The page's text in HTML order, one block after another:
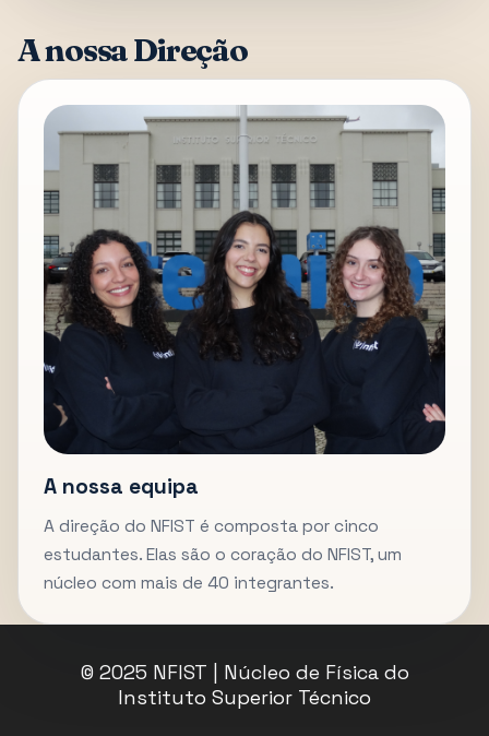
A nossa Direção
A nossa equipa
A direção do NFIST é composta por cinco
estudantes. Elas são o coração do NFIST, um
núcleo com mais de 40 integrantes.
© 2025 NFIST | Núcleo de Física do
Instituto Superior Técnico